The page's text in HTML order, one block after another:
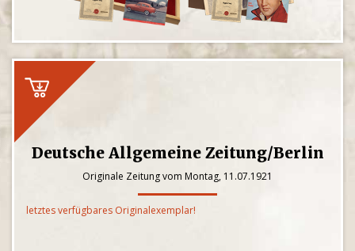
Deutsche Allgemeine Zeitung/Berlin
Originale Zeitung vom Montag, 11.07.1921
letztes verfügbares Originalexemplar!